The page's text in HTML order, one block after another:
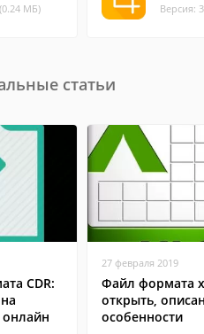
МБ) Версия:
статьи
CDR:
онлайн
27 февраля 2019
Файл формата
открыть,
особенности